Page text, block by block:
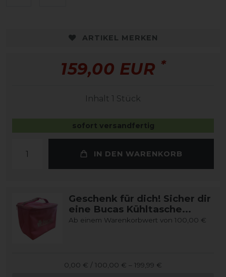
ARTIKEL MERKEN
159,00 EUR *
Inhalt 1 Stück
sofort versandfertig
IN DEN WARENKORB
Geschenk für dich! Sicher dir
eine Bucas Kühltasche...
Ab einem Warenkorbwert von 100,00 €
0,00 € / 100,00 € – 199,99 €